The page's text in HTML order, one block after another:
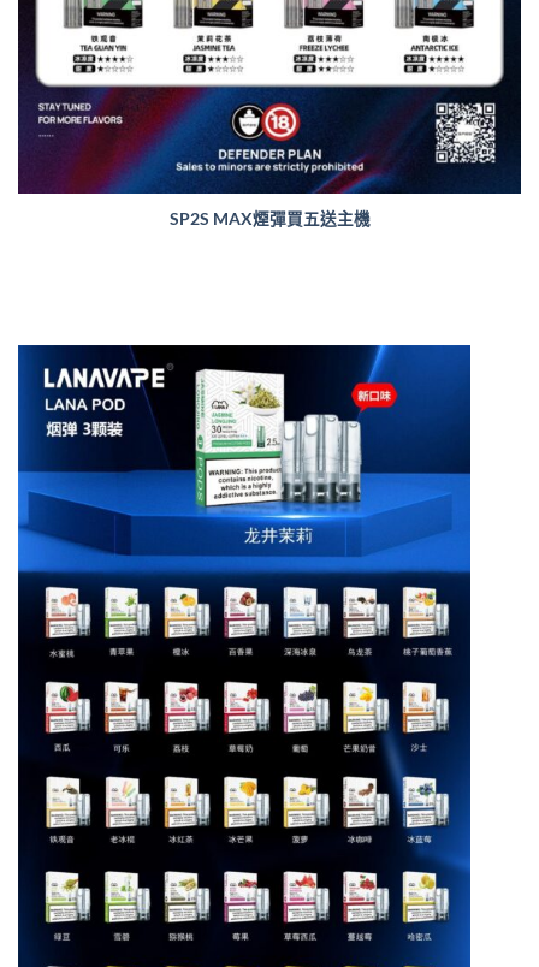
SP2S MAX煙彈買五送主機